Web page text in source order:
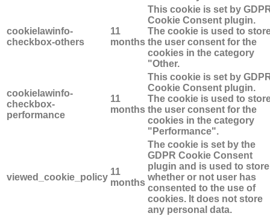
cookielawinfo-
checkbox-others
11
months
This cookie is set by
Cookie Consent plugin.
The cookie is used to
the user consent for the
cookies in the category
"Other.
cookielawinfo-
checkbox-
performance
11
months
This cookie is set by
Cookie Consent plugin.
The cookie is used to
the user consent for the
cookies in the category
"Performance".
viewed_cookie_policy
11
months
The cookie is set by the
GDPR Cookie Consent
plugin and is used to store
whether or not user has
consented to the use of
cookies. It does not store
any personal data.